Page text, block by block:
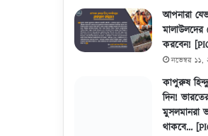
আপনারা
মালাউলদের
করবেন!
নভেম্বর ১১,
কাপুরুষ
দিন!
মুসলমানরা
থাকবে…